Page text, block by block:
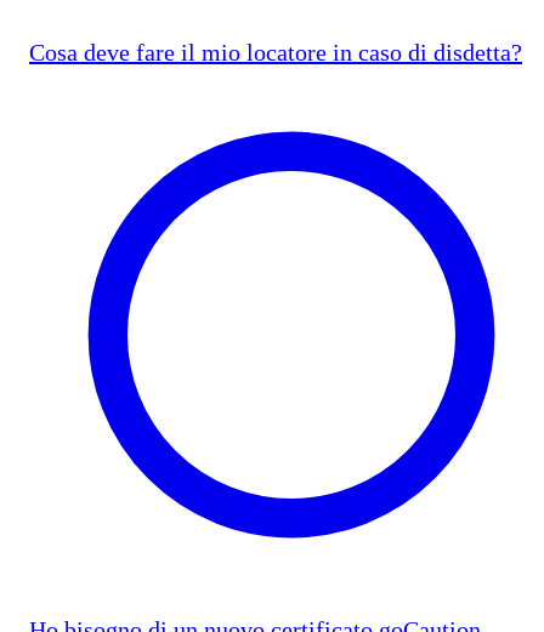
Cosa deve fare il mio locatore in caso di disdetta?